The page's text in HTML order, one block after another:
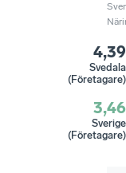
4,39
Svedala
(Företagare)
3,46
Sverige
(Företagare)